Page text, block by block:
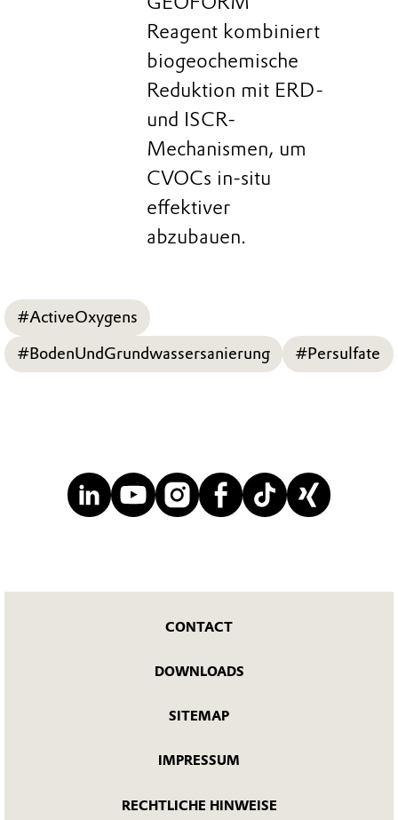
Reagent kombiniert
biogeochemische
Reduktion mit ERD-
und ISCR-
Mechanismen, um
CVOCs in-situ
effektiver
abzubauen.
#ActiveOxygens
#BodenUndGrundwassersanierung
#Persulfate
CONTACT
DOWNLOADS
SITEMAP
IMPRESSUM
RECHTLICHE HINWEISE